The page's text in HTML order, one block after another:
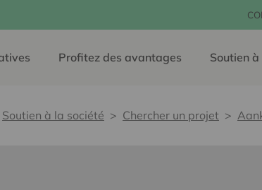
Profitez des avantages Soutien
Soutien à la société Chercher un projet